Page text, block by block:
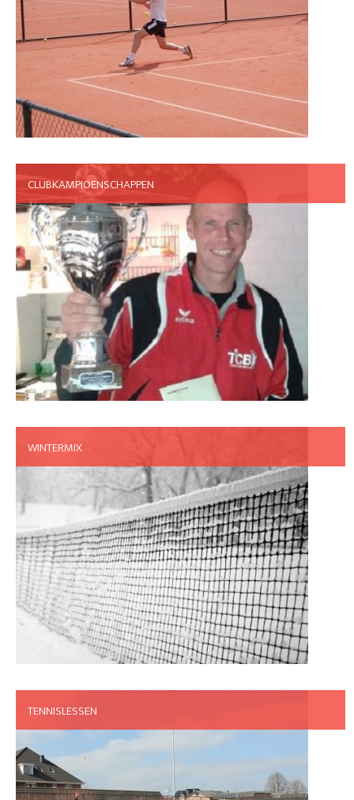
CLUBKAMPIOENSCHAPPEN
WINTERMIX
TENNISLESSEN